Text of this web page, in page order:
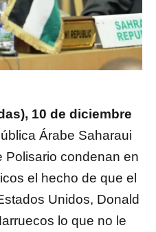
10 de diciembre
Árabe Saharaui
Polisario condenan en
el hecho de que el
Unidos, Donald
lo que no le